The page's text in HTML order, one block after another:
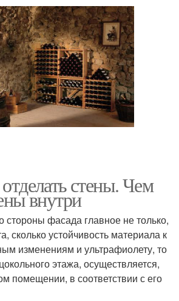
стены. Чем
внутри
стороны фасада главное не только,
сколько устойчивость материала к
изменениям и ультрафиолету, то
этажа, осуществляется,
помещении, в соответствии с его